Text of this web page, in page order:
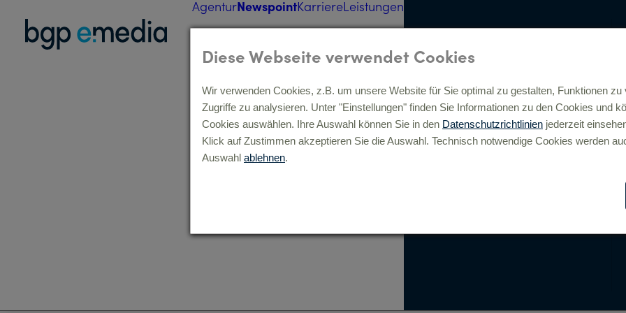
Diese Webseite verwendet Cookies
Wir verwenden Cookies, z.B. um unsere Website für Sie optimal zu gestalten, Funktionen zu
Zugriffe zu analysieren. Unter "Einstellungen" finden Sie Informationen zu den Cookies und
Cookies auswählen. Ihre Auswahl können Sie in den Datenschutzrichtlinien jederzeit
Klick auf Zustimmen akzeptieren Sie die Auswahl. Technisch notwendige Cookies werden
Auswahl ablehnen.
AgenturNewspointKarriereLeistungen
Strategie, Beratung, digitale
Transformation »
Analyse »
Full-Service Beratung »
Digitale Prozesse &